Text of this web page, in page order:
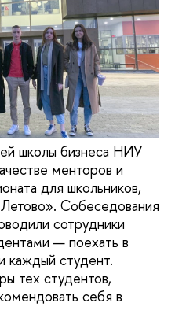
школы бизнеса НИУ
менторов и
для школьников,
Собеседования
сотрудники
— поехать в
каждый студент.
тех студентов,
себя в